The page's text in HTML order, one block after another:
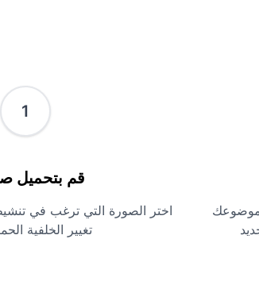
1
قم بتحميل
اختر الصورة التي ترغب في
تغيير الخلفية
موضوعك